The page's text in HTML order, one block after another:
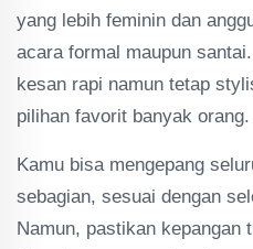
yang lebih feminin dan
acara formal maupun
kesan rapi namun tetap
pilihan favorit banyak orang.
Kamu bisa mengepang
sebagian, sesuai dengan
Namun, pastikan kepangan